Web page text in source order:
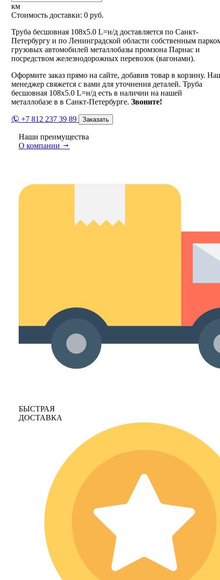
км
Стоимость доставки: 0 руб.
Труба бесшовная 108х5.0 L=н/д доставляется по Санкт-
Петербургу и по Ленинградской области собственным
грузовых автомобилей металлобазы промзона Парнас и
посредством железнодорожных перевозок (вагонами).
Оформите заказ прямо на сайте, добавив товар в корзину.
менеджер свяжется с вами для уточнения деталей. Труба
бесшовная 108х5.0 L=н/д есть в наличии на нашей
металлобазе в в Санкт-Петербурге. Звоните!
+7 812 237 39 89 Заказать
Наши преимущества
О компании
БЫСТРАЯ
ДОСТАВКА